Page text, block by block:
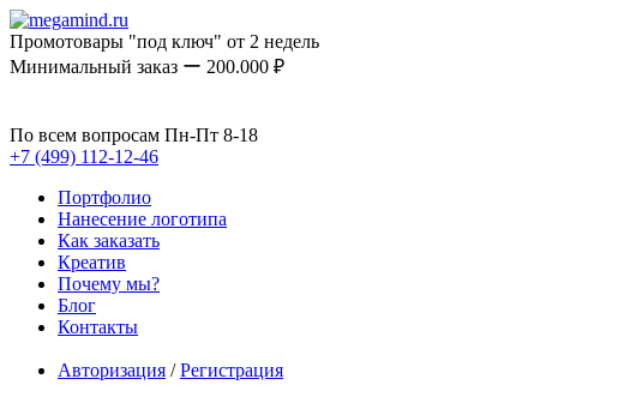
Промотовары "под ключ" от 2 недель
Минимальный заказ ー 200.000 ₽
По всем вопросам Пн-Пт 8-18
+7 (499) 112-12-46
Портфолио
Нанесение логотипа
Как заказать
Креатив
Почему мы?
Блог
Контакты
Авторизация /Регистрация